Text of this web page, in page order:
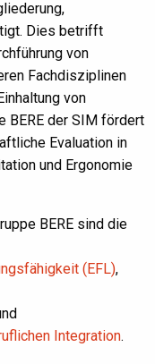
Dies betrifft
von
Fachdisziplinen
von
BERE der SIM fördert
Evaluation in
und Ergonomie
BERE sind die
(EFL),
Integration.